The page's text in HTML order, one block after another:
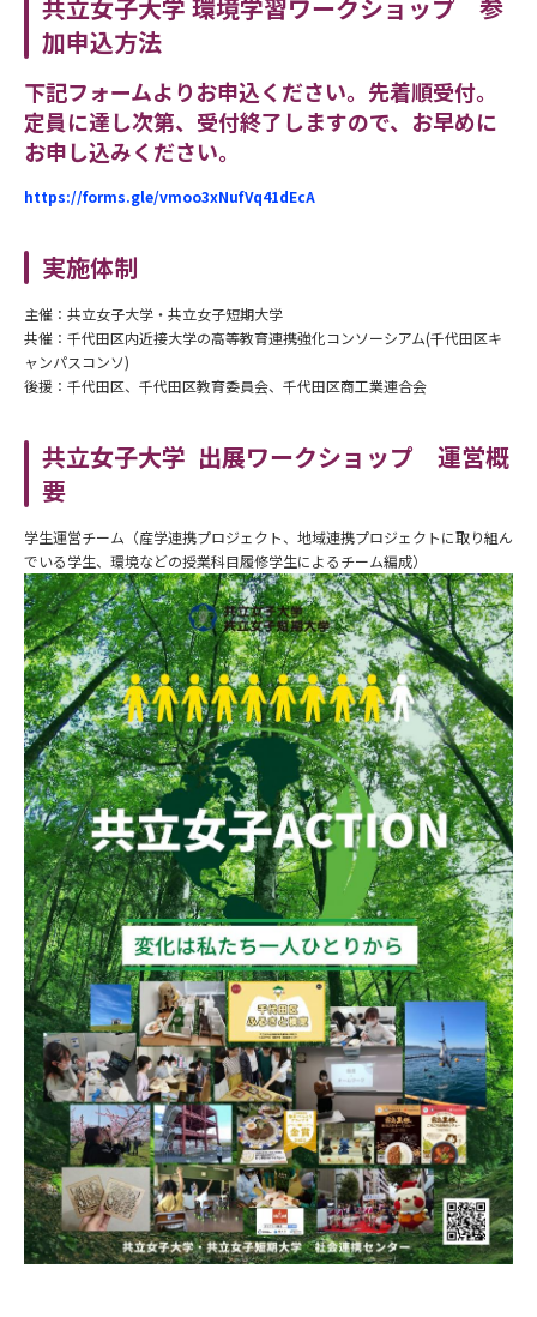
共立女子大学 環境学習ワークショップ 参
加申込方法
下記フォームよりお申込ください。先着順受付。
定員に達し次第、受付終了しますので、お早めに
お申し込みください。
https://forms.gle/vmoo3xNufVq41dEcA
実施体制
主催：共立女子大学・共立女子短期大学
共催：千代田区内近接大学の高等教育連携強化コンソーシアム(千代田区キ
ャンパスコンソ)
後援：千代田区、千代田区教育委員会、千代田区商工業連合会
共立女子大学 出展ワークショップ 運営概
要
学生運営チーム（産学連携プロジェクト、地域連携プロジェクトに取り組ん
でいる学生、環境などの授業科目履修学生によるチーム編成）